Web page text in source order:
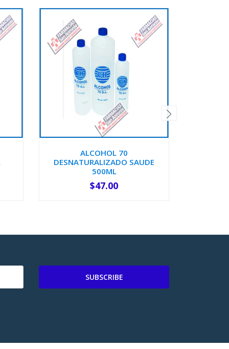
ALCOHOL 70
DESNATURALIZADO SAUDE
500ML
+
$47.00
SUBSCRIBE